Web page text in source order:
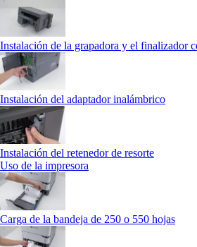
Instalación de la grapadora y el finalizador
Instalación del adaptador inalámbrico
Instalación del retenedor de resorte
Uso de la impresora
Carga de la bandeja de 250 o 550 hojas